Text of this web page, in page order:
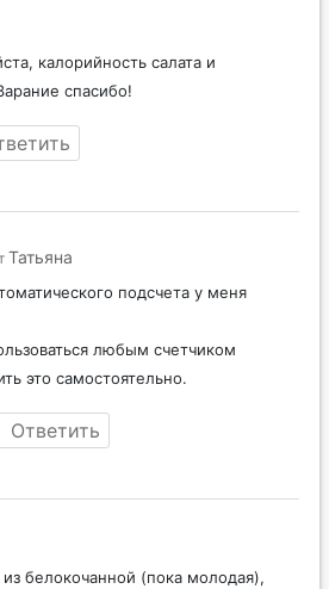
калорийность салата и
спасибо!
Татьяна
подсчета у меня
любым счетчиком
это самостоятельно.
Ответить
белокочанной (пока молодая),